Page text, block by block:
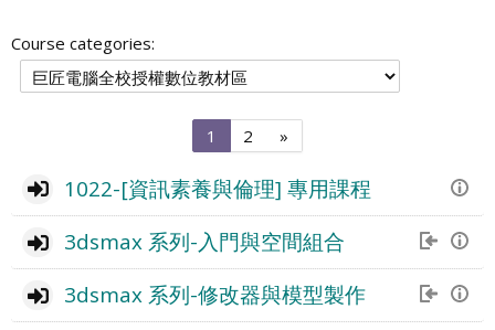
Course categories:
1
Page
1
2 Page
2
»
page
1022-[資訊素養與倫理] 專用課程
3dsmax 系列-入門與空間組合
3dsmax 系列-修改器與模型製作